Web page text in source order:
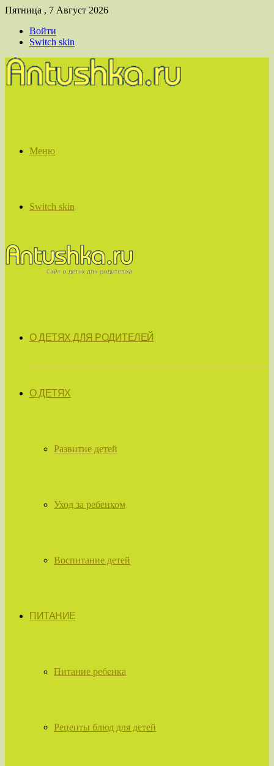
Пятница , 7 Август 2026
Войти
Switch skin
Меню
Switch skin
О ДЕТЯХ ДЛЯ РОДИТЕЛЕЙ
О ДЕТЯХ
Развитие детей
Уход за ребенком
Воспитание детей
ПИТАНИЕ
Питание ребенка
Рецепты блюд для детей